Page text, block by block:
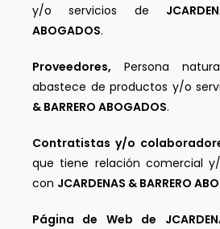
y/o servicios de
ABOGADOS.
Proveedores, Persona
abastece de productos y/o
& BARRERO ABOGADOS.
Contratistas y/o
que tiene relación comercial
con JCARDENAS & BARRERO
Página de Web de